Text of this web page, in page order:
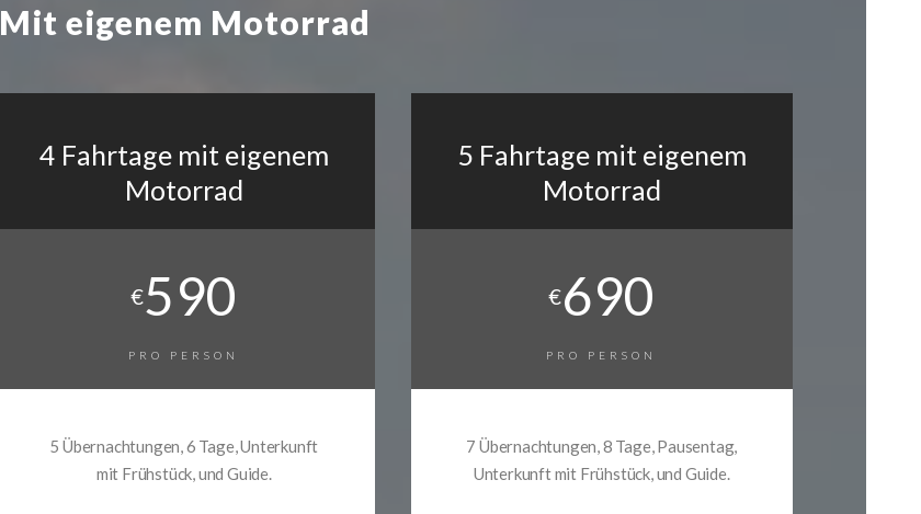
Mit eigenem Motorrad
4 Fahrtage mit eigenem
Motorrad
€590
PRO PERSON
5 Übernachtungen, 6 Tage, Unterkunft
mit Frühstück, und Guide.
5 Fahrtage mit eigenem
Motorrad
€690
PRO PERSON
7 Übernachtungen, 8 Tage, Pausentag,
Unterkunft mit Frühstück, und Guide.